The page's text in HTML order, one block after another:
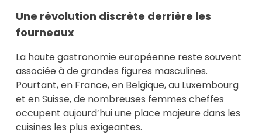
Une révolution discrète derrière les
fourneaux
La haute gastronomie européenne reste souvent
associée à de grandes figures masculines.
Pourtant, en France, en Belgique, au Luxembourg
et en Suisse, de nombreuses femmes cheffes
occupent aujourd’hui une place majeure dans les
cuisines les plus exigeantes.